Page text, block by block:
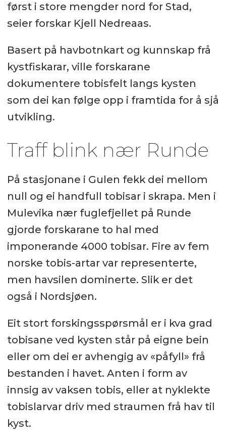
først i store mengder nord for Stad,
seier forskar Kjell Nedreaas.
Basert på havbotnkart og kunnskap frå
kystfiskarar, ville forskarane
dokumentere tobisfelt langs kysten
som dei kan følge opp i framtida for å sjå
utvikling.
Traff blink nær Runde
På stasjonane i Gulen fekk dei mellom
null og ei handfull tobisar i skrapa. Men i
Mulevika nær fuglefjellet på Runde
gjorde forskarane to hal med
imponerande 4000 tobisar. Fire av fem
norske tobis-artar var representerte,
men havsilen dominerte. Slik er det
også i Nordsjøen.
Eit stort forskingsspørsmål er i kva grad
tobisane ved kysten står på eigne bein
eller om dei er avhengig av «påfyll» frå
bestanden i havet. Anten i form av
innsig av vaksen tobis, eller at nyklekte
tobislarvar driv med straumen frå hav til
kyst.